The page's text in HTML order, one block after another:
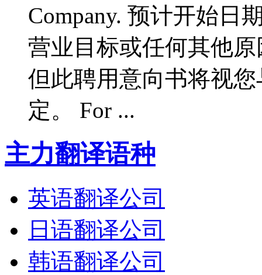
Company. 预计开始日
营业目标或任何其他
但此聘用意向书将视
定。 For ...
主力翻译语种
英语翻译公司
日语翻译公司
韩语翻译公司